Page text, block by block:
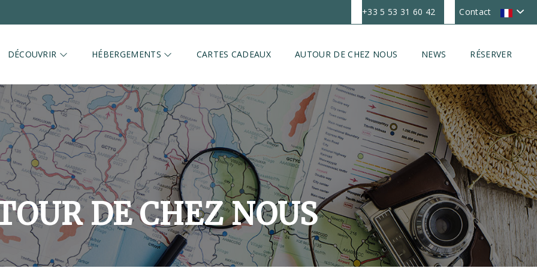
Contact
+33 5 53 31 60 42
DÉCOUVRIR HÉBERGEMENTS CARTES CADEAUX AUTOUR DE CHEZ NOUS NEWS RÉSERVER
DE CHEZ NOUS